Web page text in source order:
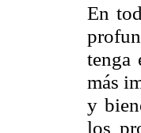
En
tenga
más
y
los